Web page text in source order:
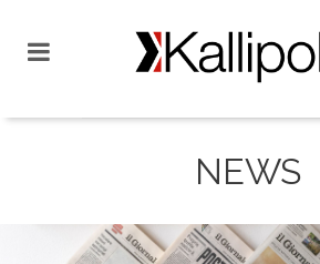
NEWS